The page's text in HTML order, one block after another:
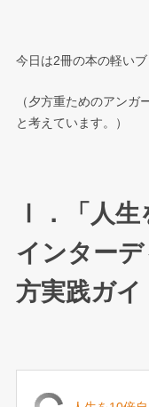
今日は2冊の本の軽いブ
（夕方重ためのアン
と考えています。）
Ⅰ．「人生
インター
方実践ガ